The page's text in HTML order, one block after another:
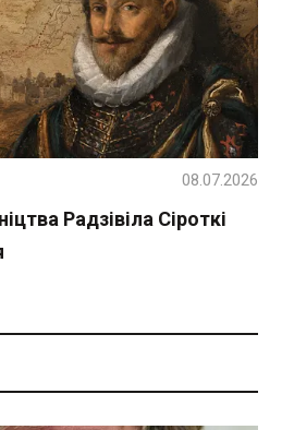
Радзівіла Сіроткі
08.07.2026